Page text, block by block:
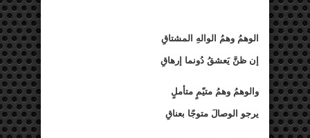
الوهمُ وهمُ الوالهِ المشتاقِ
إن ظنَّ يَعشقُ دُونما إرهاقِ
والوهمُ وهمُ متيّمٍ متأملٍ
يرجو الوصالَ متوجًا بعناقِ